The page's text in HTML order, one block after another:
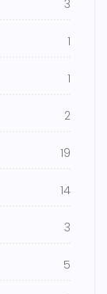
3
1
1
2
19
14
3
5